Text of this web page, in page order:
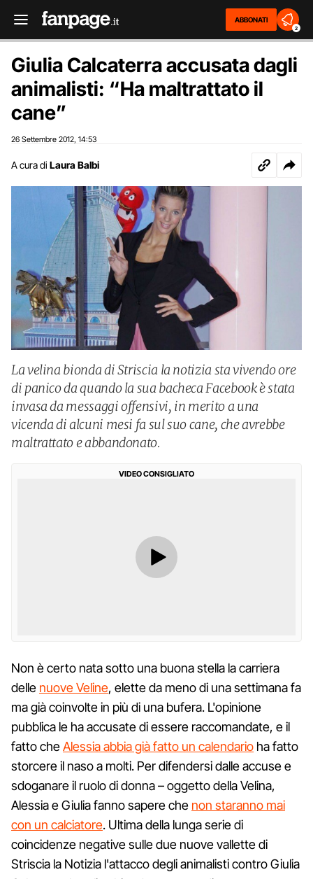
ABBONATI
2
Giulia Calcaterra accusata dagli
animalisti: “Ha maltrattato il
cane”
26 Settembre 2012 14:53
A cura di Laura Balbi
La velina bionda di Striscia la notizia sta vivendo ore
di panico da quando la sua bacheca Facebook è stata
invasa da messaggi offensivi, in merito a una
vicenda di alcuni mesi fa sul suo cane, che avrebbe
maltrattato e abbandonato.
VIDEO CONSIGLIATO
Non è certo nata sotto una buona stella la carriera
delle nuove Veline, elette da meno di una settimana fa
ma già coinvolte in più di una bufera. L'opinione
pubblica le ha accusate di essere raccomandate, e il
fatto cheAlessia abbia già fatto un calendario ha fatto
storcere il naso a molti. Per difendersi dalle accuse e
sdoganare il ruolo di donna – oggetto della Velina,
Alessia e Giulia fanno sapere che non staranno mai
con un calciatore. Ultima della lunga serie di
coincidenze negative sulle due nuove vallette di
Striscia la Notizia l'attacco degli animalisti contro Giulia